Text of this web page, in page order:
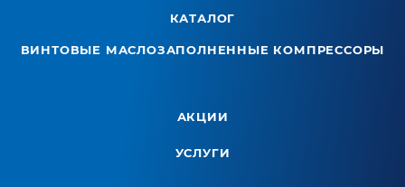
КАТАЛОГ
ВИНТОВЫЕ МАСЛОЗАПОЛНЕННЫЕ КОМПРЕССОРЫ
АКЦИИ
УСЛУГИ